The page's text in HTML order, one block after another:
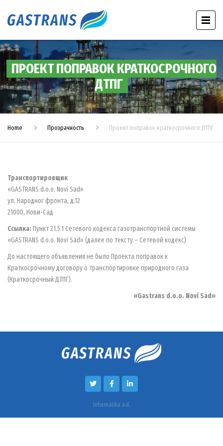
ПРОЕКТ ПОПРАВОК КРАТКОСРОЧНОГО
ДТПГ
Home Прозрачность Проект поправок краткосрочного ДТПГ
Транспортировщик
«GASTRANS d.o.o. Novi Sad»
ул. Народног фронта, д.12
21000, Нови-Сад
Ссылка: Пункт 21.5.1 Сетевого кодекса газотранспортной системы
«GASTRANS d.o.o. Novi Sad» (далее по тексту – Сетевой кодекс)
До настоящего объявления не было Проекта поправок к
Краткосрочному договору о транспортировке природного газа
(Краткосрочный ДТПГ).
«Gastrans d.o.o. Novi Sad»
Informatika a.d.